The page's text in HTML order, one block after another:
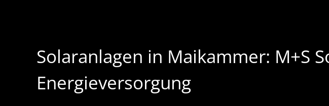
Solaranlagen in Maikammer: M+S
Energieversorgung